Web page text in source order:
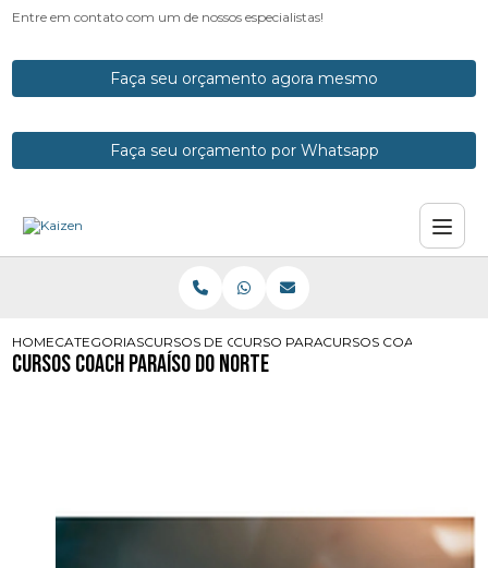
Entre em contato com um de nossos especialistas!
Faça seu orçamento agora mesmo
Faça seu orçamento por Whatsapp
HOMECATEGORIASCURSOS DE COACHCURSO PARA COACHCURSOS COACH
Cursos Coach Paraíso do Norte